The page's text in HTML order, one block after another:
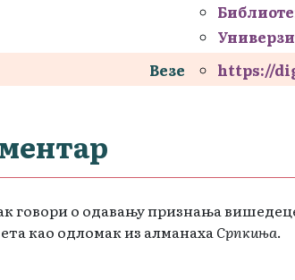
Везе
https://
говори о одавању признања
као одломак из алманахаСрпкиња.